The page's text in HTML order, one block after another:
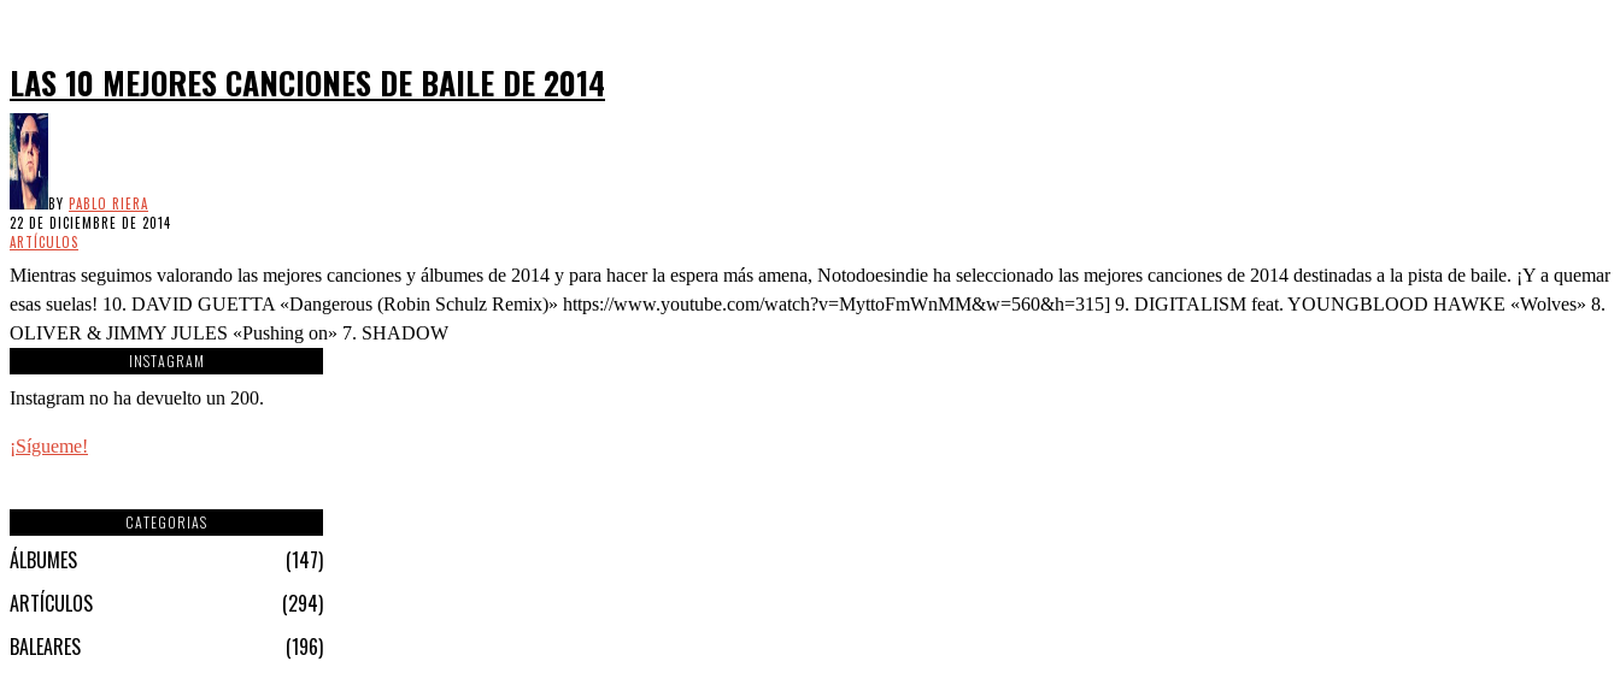
LAS 10 MEJORES CANCIONES DE BAILE DE 2014
BY PABLO RIERA
22 DE DICIEMBRE DE 2014
ARTÍCULOS
Mientras seguimos valorando las mejores canciones y álbumes de 2014 y para hacer la espera más amena, Notodoesindie ha seleccionado las mejores canciones de 2014 destinadas a la pista de baile. ¡Y a quemar
esas suelas! 10. DAVID GUETTA «Dangerous (Robin Schulz Remix)» https://www.youtube.com/watch?v=MyttoFmWnMM&w=560&h=315] 9. DIGITALISM feat. YOUNGBLOOD HAWKE «Wolves» 8.
OLIVER & JIMMY JULES «Pushing on» 7. SHADOW
INSTAGRAM
Instagram no ha devuelto un 200.
¡Sígueme!
CATEGORIAS
ÁLBUMES
147
ARTÍCULOS
294
BALEARES
196